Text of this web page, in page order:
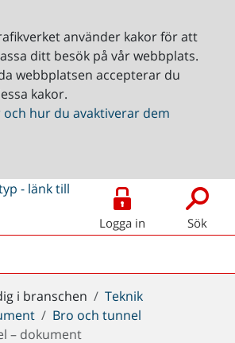
använder kakor för att
ditt besök på vår webbplats.
webbplatsen accepterar du
kakor.
och hur du avaktiverar dem
Logga in Sök
i branschen
Teknik
Bro och tunnel
– dokument